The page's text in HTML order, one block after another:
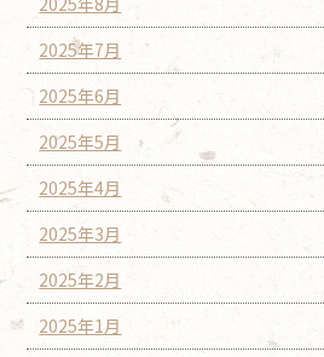
2025年7月
2025年6月
2025年5月
2025年4月
2025年3月
2025年2月
2025年1月